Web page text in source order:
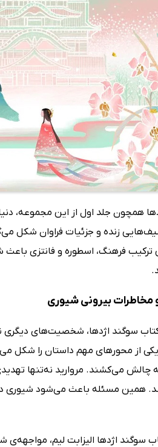
همچون جلد اول از این مجموعه،
زنده و جزئیات فراوان شکل
فرهنگ، اسطوره و فانتزی باعث
مخاطرات بیرونی شیوری
سوگند اژدها، شخصیت‌های دیگری
از محورهای مهم داستان را شکل
به چالش می‌کشند. مروارید نه‌تنها
همین مسئله باعث می‌شود شیوری
سوگند اژدها الیزابت لیم،